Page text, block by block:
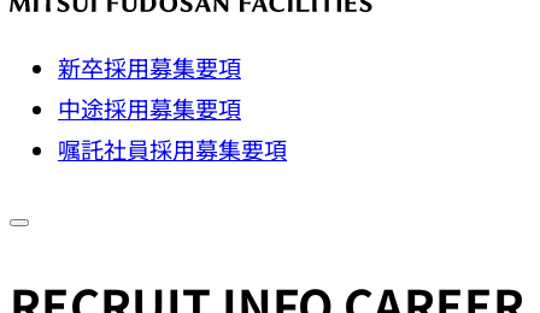
新卒採用募集要項
中途採用募集要項
嘱託社員採用募集要項